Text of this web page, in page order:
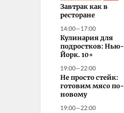
Завтрак как в
ресторане
14:00—17:00
Кулинария для
подростков: Нью-
Йорк. 10+
19:00—22:00
Не просто стейк:
готовим мясо по-
новому
19:00—22:00